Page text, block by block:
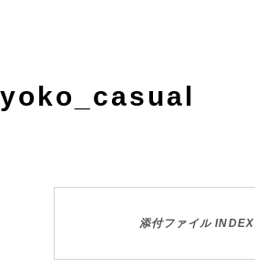
添付ファイル INDEX